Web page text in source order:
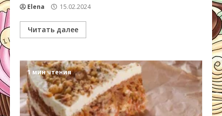
Elena 15.02.2024
Читать далее
1 мин чтения